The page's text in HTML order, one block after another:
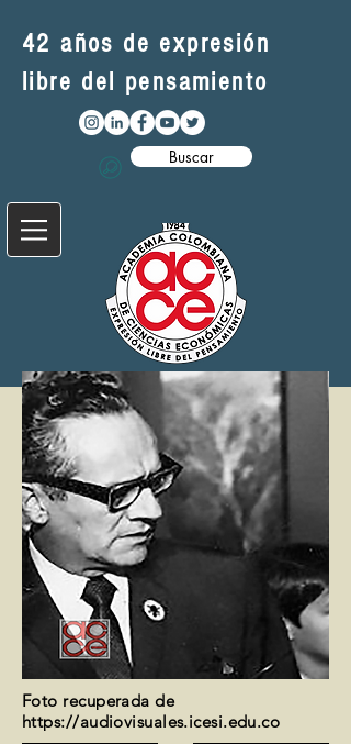
42 años de expresión
libre del pensamiento
Buscar
Foto recuperada de
https://audiovisuales.icesi.edu.co